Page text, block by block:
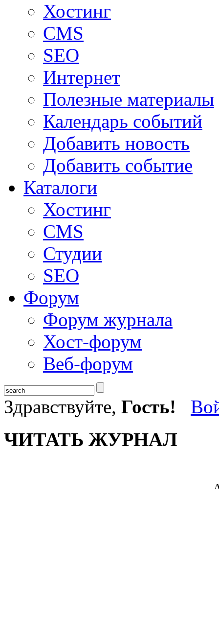
Хостинг
CMS
SEO
Интернет
Полезные материалы
Календарь событий
Добавить новость
Добавить событие
Каталоги
Хостинг
CMS
Студии
SEO
Форум
Форум журнала
Хост-форум
Веб-форум
Здравствуйте, Гость!
ЧИТАТЬ ЖУРНАЛ